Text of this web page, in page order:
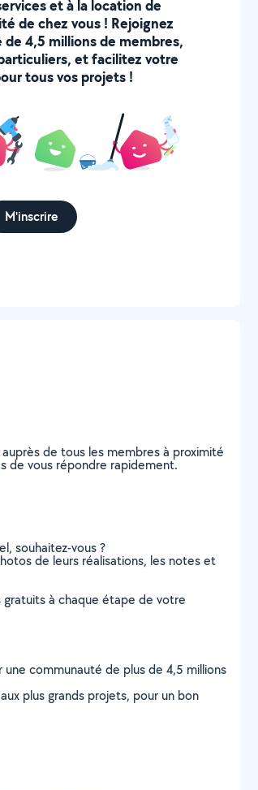
et à la location de
de chez vous ! Rejoignez
4,5 millions de membres,
et facilitez votre
tous vos projets !
M'inscrire
de tous les membres à proximité
de vous répondre rapidement.
souhaitez-vous ?
de leurs réalisations, les notes et
gratuits à chaque étape de votre
communauté de plus de 4,5 millions
plus grands projets, pour un bon